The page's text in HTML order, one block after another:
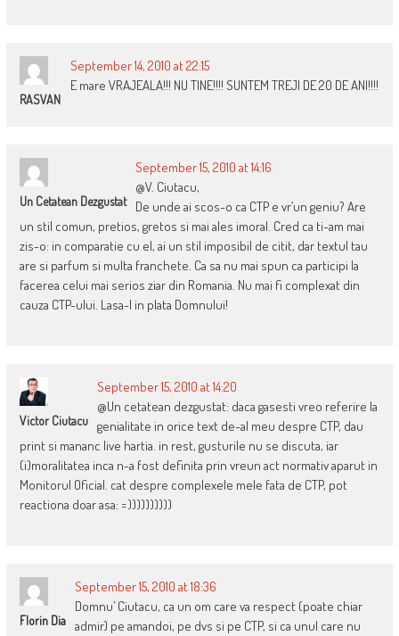
RASVAN
September 14, 2010 at 22:15
E mare VRAJEALA!!! NU TINE!!!! SUNTEM TREJI DE 20 DE ANI!!!!
Un Cetatean Dezgustat
September 15, 2010 at 14:16
@V. Ciutacu,
De unde ai scos-o ca CTP e vr’un geniu? Are
un stil comun, pretios, gretos si mai ales imoral. Cred ca ti-am mai
zis-o: in comparatie cu el, ai un stil imposibil de citit, dar textul tau
are si parfum si multa franchete. Ca sa nu mai spun ca participi la
facerea celui mai serios ziar din Romania. Nu mai fi complexat din
cauza CTP-ului. Lasa-l in plata Domnului!
Victor Ciutacu
September 15, 2010 at 14:20
@Un cetatean dezgustat: daca gasesti vreo referire la
genialitate in orice text de-al meu despre CTP, dau
print si mananc live hartia. in rest, gusturile nu se discuta, iar
(i)moralitatea inca n-a fost definita prin vreun act normativ aparut in
Monitorul Oficial. cat despre complexele mele fata de CTP, pot
reactiona doar asa: =))))))))))
Florin Dia
September 15, 2010 at 18:36
Domnu’ Ciutacu, ca un om care va respect (poate chiar
admir) pe amandoi, pe dvs si pe CTP, si ca unul care nu